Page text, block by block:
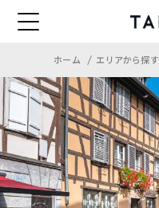
ホーム エリアから探す